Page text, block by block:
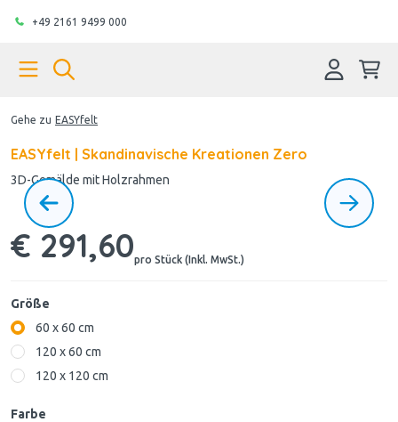
+49 2161 9499 000
Gehe zu EASYfelt
EASYfelt | Skandinavische Kreationen Zero
3D-Gemälde mit Holzrahmen
€ 291,60pro Stück (Inkl. MwSt.)
Größe
60 x 60 cm
120 x 60 cm
120 x 120 cm
Farbe